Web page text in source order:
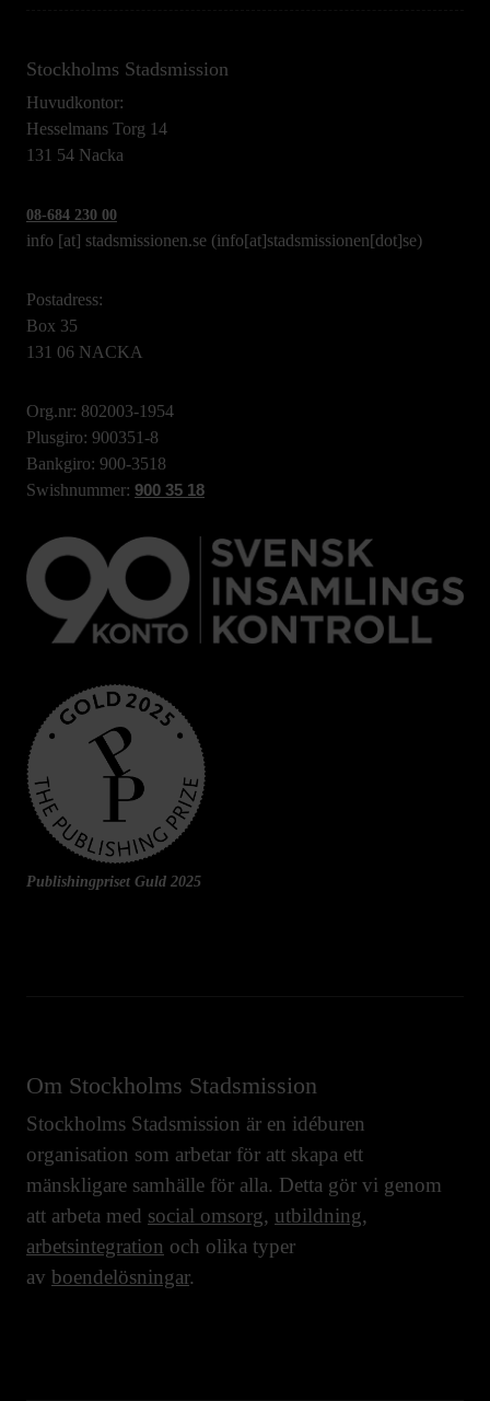
Stockholms Stadsmission
Huvudkontor:
Hesselmans Torg 14
131 54 Nacka
08-684 230 00
info [at] stadsmissionen.se (info[at]stadsmissionen[dot]se)
Postadress:
Box 35
131 06 NACKA
Org.nr: 802003-1954
Plusgiro: 900351-8
Bankgiro: 900-3518
Swishnummer: 900 35 18
Publishingpriset Guld 2025
Om Stockholms Stadsmission
Stockholms Stadsmission är en idéburen
organisation som arbetar för att skapa ett
mänskligare samhälle för alla. Detta gör vi genom
att arbeta med social omsorg, utbildning,
arbetsintegration och olika typer
av boendelösningar.